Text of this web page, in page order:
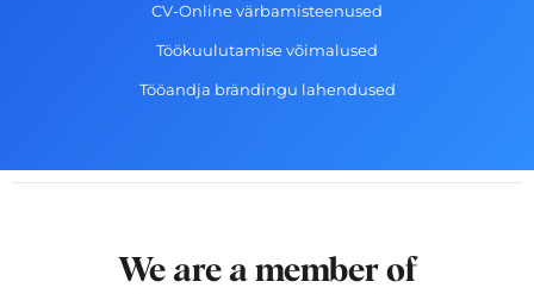
CV-Online värbamisteenused
Töökuulutamise võimalused
Tööandja brändingu lahendused
We are a member of